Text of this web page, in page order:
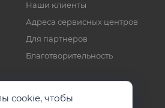
Наши клиенты
Адреса сервисных центров
Для партнеров
Благотворительность
cookie, чтобы